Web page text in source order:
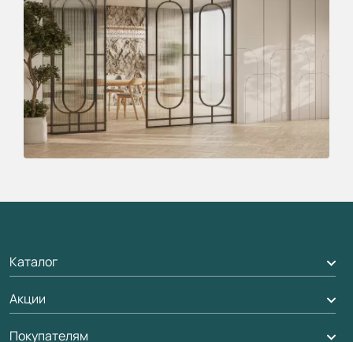
Каталог
Межкомнатные двери
Подбор двери
Акции
Акции компании
Покупателям